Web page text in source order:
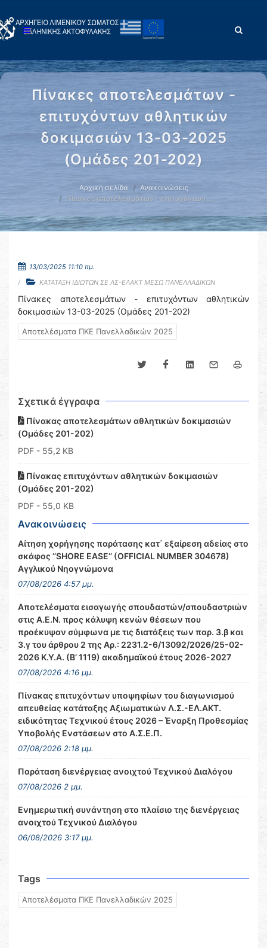
Πίνακες αποτελεσμάτων -
επιτυχόντων αθλητικών
δοκιμασιών 13-03-2025
(Oμάδες 201-202)
Αρχική σελίδα
Ανακοινώσεις
Πίνακες αποτελεσμάτων - επιτυχόντων …
13/03/2025 11:10 πμ.
ΚΑΤΑΤΑΞΗ ΙΔΙΩΤΩΝ ΣΕ ΛΣ-ΕΛΑΚΤ ΜΕΣΩ ΠΑΝΕΛΛΑΔΙΚΩΝ
Πίνακες αποτελεσμάτων - επιτυχόντων αθλητικών
δοκιμασιών 13-03-2025 (Oμάδες 201-202)
Αποτελέσματα ΠΚΕ Πανελλαδικών 2025
Σχετικά έγγραφα
Πίνακας αποτελεσμάτων αθλητικών δοκιμασιών
(Oμάδες 201-202)
PDF - 55,2 KB
Πίνακας επιτυχόντων αθλητικών δοκιμασιών
(Oμάδες 201-202)
PDF - 55,0 KB
Ανακοινώσεις
Αίτηση χορήγησης παράτασης κατ΄ εξαίρεση αδείας στο
σκάφος ‘’SHORE EASE’’ (OFFICIAL NUMBER 304678)
Αγγλικού Νηογνώμονα
07/08/2026 4:57 μμ.
Αποτελέσματα εισαγωγής σπουδαστών/σπουδαστριών
στις Α.Ε.Ν. προς κάλυψη κενών θέσεων που
προέκυψαν σύμφωνα με τις διατάξεις των παρ. 3.β και
3.γ του άρθρου 2 της Αρ.: 2231.2-6/13092/2026/25-02-
2026 Κ.Υ.Α. (Β’ 1119) ακαδημαϊκού έτους 2026-2027
07/08/2026 4:16 μμ.
Πίνακας επιτυχόντων υποψηφίων του διαγωνισμού
απευθείας κατάταξης Αξιωματικών Λ.Σ.-ΕΛ.ΑΚΤ.
ειδικότητας Τεχνικού έτους 2026 – Έναρξη Προθεσμίας
Υποβολής Ενστάσεων στο Α.Σ.Ε.Π.
07/08/2026 2:18 μμ.
Παράταση διενέργειας ανοιχτού Τεχνικού Διαλόγου
07/08/2026 2 μμ.
Ενημερωτική συνάντηση στο πλαίσιο της διενέργειας
ανοιχτού Τεχνικού Διαλόγου
06/08/2026 3:17 μμ.
Tags
Αποτελέσματα ΠΚΕ Πανελλαδικών 2025